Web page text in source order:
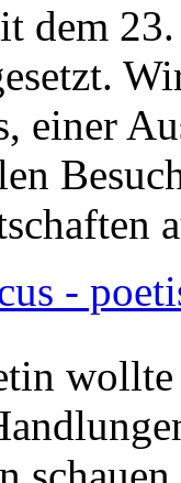
dem
einer
-